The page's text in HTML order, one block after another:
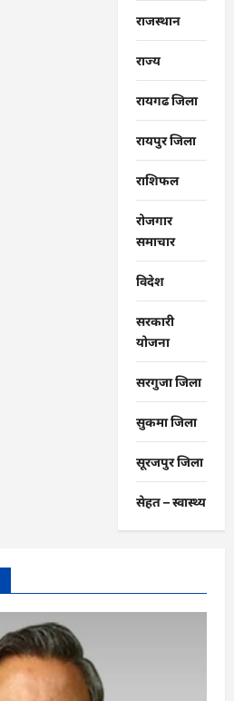
राजस्थान
राज्‍य
रायगढ जिला
रायपुर जिला
राशिफल
रोजगार
समाचार
विदेश
सरकारी
योजना
सरगुजा जिला
सुकमा जिला
सूरजपुर जिला
सेहत – स्‍वास्‍थ्‍य